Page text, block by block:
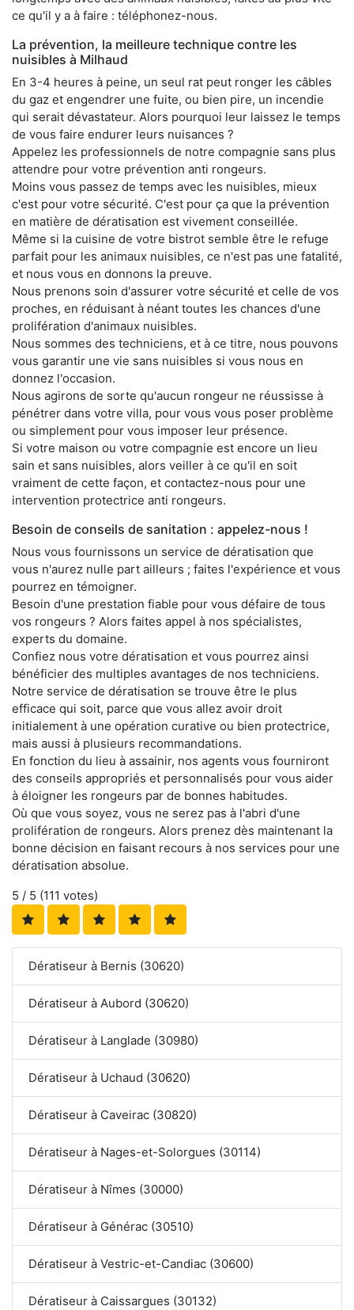
ce qu'il y a à faire : téléphonez-nous.
La prévention, la meilleure technique contre les
nuisibles à Milhaud
En 3-4 heures à peine, un seul rat peut ronger les câbles
du gaz et engendrer une fuite, ou bien pire, un incendie
qui serait dévastateur. Alors pourquoi leur laissez le temps
de vous faire endurer leurs nuisances ?
Appelez les professionnels de notre compagnie sans plus
attendre pour votre prévention anti rongeurs.
Moins vous passez de temps avec les nuisibles, mieux
c'est pour votre sécurité. C'est pour ça que la prévention
en matière de dératisation est vivement conseillée.
Même si la cuisine de votre bistrot semble être le refuge
parfait pour les animaux nuisibles, ce n'est pas une fatalité,
et nous vous en donnons la preuve.
Nous prenons soin d'assurer votre sécurité et celle de vos
proches, en réduisant à néant toutes les chances d'une
prolifération d'animaux nuisibles.
Nous sommes des techniciens, et à ce titre, nous pouvons
vous garantir une vie sans nuisibles si vous nous en
donnez l'occasion.
Nous agirons de sorte qu'aucun rongeur ne réussisse à
pénétrer dans votre villa, pour vous vous poser problème
ou simplement pour vous imposer leur présence.
Si votre maison ou votre compagnie est encore un lieu
sain et sans nuisibles, alors veiller à ce qu'il en soit
vraiment de cette façon, et contactez-nous pour une
intervention protectrice anti rongeurs.
Besoin de conseils de sanitation : appelez-nous !
Nous vous fournissons un service de dératisation que
vous n'aurez nulle part ailleurs ; faites l'expérience et vous
pourrez en témoigner.
Besoin d'une prestation fiable pour vous défaire de tous
vos rongeurs ? Alors faites appel à nos spécialistes,
experts du domaine.
Confiez nous votre dératisation et vous pourrez ainsi
bénéficier des multiples avantages de nos techniciens.
Notre service de dératisation se trouve être le plus
efficace qui soit, parce que vous allez avoir droit
initialement à une opération curative ou bien protectrice,
mais aussi à plusieurs recommandations.
En fonction du lieu à assainir, nos agents vous fourniront
des conseils appropriés et personnalisés pour vous aider
à éloigner les rongeurs par de bonnes habitudes.
Où que vous soyez, vous ne serez pas à l'abri d'une
prolifération de rongeurs. Alors prenez dès maintenant la
bonne décision en faisant recours à nos services pour une
dératisation absolue.
5 / 5 (111 votes)
Dératiseur à Bernis (30620)
Dératiseur à Aubord (30620)
Dératiseur à Langlade (30980)
Dératiseur à Uchaud (30620)
Dératiseur à Caveirac (30820)
Dératiseur à Nages-et-Solorgues (30114)
Dératiseur à Nîmes (30000)
Dératiseur à Générac (30510)
Dératiseur à Vestric-et-Candiac (30600)
Dératiseur à Caissargues (30132)